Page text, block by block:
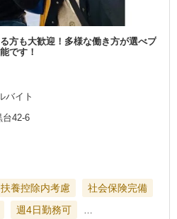
方も大歓迎！多様な働き方が選べプ
です！
バイト
台42-6
扶養控除内考慮
社会保険完備
週4日勤務可